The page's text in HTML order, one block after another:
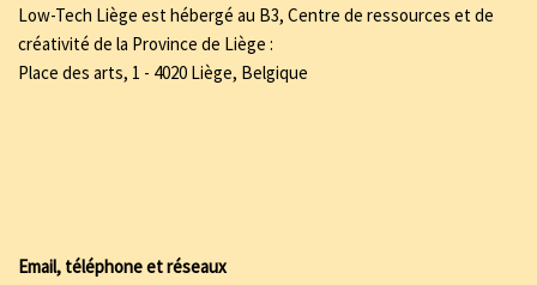
Low-Tech Liège est hébergé au B3, Centre de ressources et de
créativité de la Province de Liège :
Place des arts, 1 - 4020 Liège, Belgique
Email, téléphone et réseaux